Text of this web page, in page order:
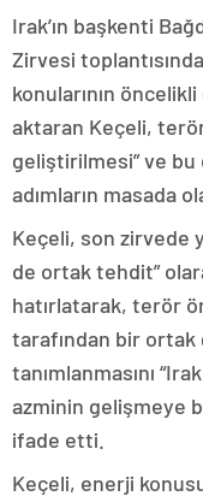
Irak’ın başkenti
Zirvesi
konularının
aktaran Keçeli,
geliştirilmesi” ve
adımların masada
Keçeli, son zirvede
de ortak tehdit”
hatırlatarak, terör
tarafından bir
tanımlanmasını
azminin gelişmeye
ifade etti.
Keçeli, enerji